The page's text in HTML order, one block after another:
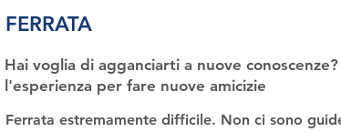
FERRATA
Hai voglia di agganciarti a nuove
l'esperienza per fare nuove amicizie
Ferrata estremamente difficile. Non ci sono